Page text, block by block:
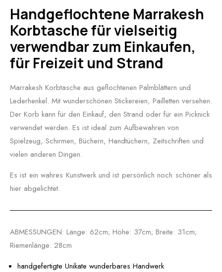
Handgeflochtene Marrakesh
Korbtasche für vielseitig
verwendbar zum Einkaufen,
für Freizeit und Strand
Marrakesh Korbtasche aus geflochtenen Palmblättern und
Lederhenkel. Mit wunderschönen Stickereien, Pailletten versehen.
Der Korb kann für den Einkauf, den Strand oder für ein Picknick
verwendet werden. Es ist ideal zum Aufbewahren von
Spielzeug, Schirmen, Büchern, Handtüchern, Zeitschriften und
vielen anderen Dingen.
Es ist ein wahres Kunstwerk und ist persönlich noch schöner als
hier abgelichtet.
ABMESSUNGEN: Länge: 62cm; Höhe: 37cm; Breite: 31cm;
Riemenlänge: 28cm
handgefertigte Unikate wunderbares Handwerk